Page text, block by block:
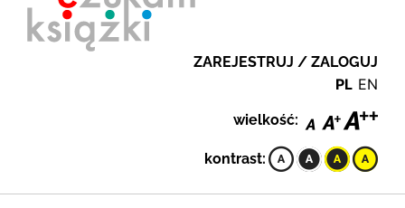
ZAREJESTRUJ / ZALOGUJ
PL EN
wielkość:
kontrast: